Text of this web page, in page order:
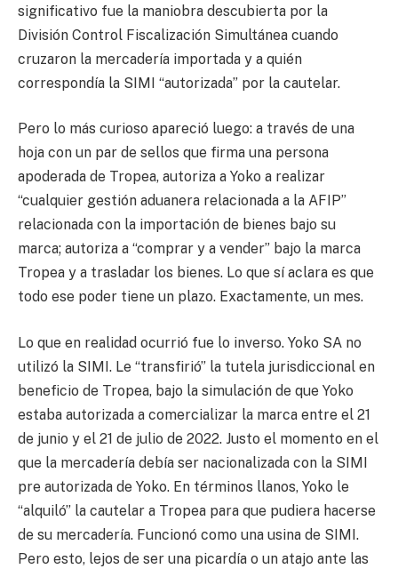
significativo fue la maniobra descubierta por la
División Control Fiscalización Simultánea cuando
cruzaron la mercadería importada y a quién
correspondía la SIMI “autorizada” por la cautelar.
Pero lo más curioso apareció luego: a través de una
hoja con un par de sellos que firma una persona
apoderada de Tropea, autoriza a Yoko a realizar
“cualquier gestión aduanera relacionada a la AFIP”
relacionada con la importación de bienes bajo su
marca; autoriza a “comprar y a vender” bajo la marca
Tropea y a trasladar los bienes. Lo que sí aclara es que
todo ese poder tiene un plazo. Exactamente, un mes.
Lo que en realidad ocurrió fue lo inverso. Yoko SA no
utilizó la SIMI. Le “transfirió” la tutela jurisdiccional en
beneficio de Tropea, bajo la simulación de que Yoko
estaba autorizada a comercializar la marca entre el 21
de junio y el 21 de julio de 2022. Justo el momento en el
que la mercadería debía ser nacionalizada con la SIMI
pre autorizada de Yoko. En términos llanos, Yoko le
“alquiló” la cautelar a Tropea para que pudiera hacerse
de su mercadería. Funcionó como una usina de SIMI.
Pero esto, lejos de ser una picardía o un atajo ante las